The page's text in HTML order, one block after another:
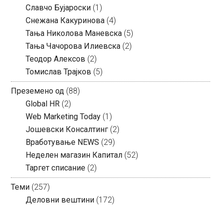
Славчо Бујароски (1)
Снежана Какуринова (4)
Тања Николова Маневска (5)
Тања Чачорова Илиевска (2)
Теодор Алексов (2)
Томислав Трајков (5)
Преземено од (88)
Global HR (2)
Web Marketing Today (1)
Јошевски Консалтинг (2)
Вработување NEWS (29)
Неделен магазин Капитал (52)
Таргет списание (2)
Теми (257)
Деловни вештини (172)